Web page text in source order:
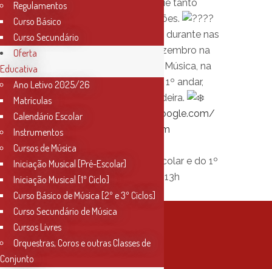
com esta época festiva que tanto
encanta as diversas gerações.
Esta atividade vai decorrer durante nas
manhãs de 2, 9 e 16 de dezembro na
Sede do Conservatório de Música, na
Rua Miguel Bombarda, 4 – 1º andar,
junto ao Teatro Sá da Bandeira.
Inscrição »
https://docs.google.com/
…/1FAIpQLSc1w…/viewform
Destinatários e horário:
Crianças do Ensino Pré-escolar e do 1º
Ciclo, sábados, das 10h às 13h
Regulamentos
Curso Básico
Curso Secundário
Oferta
Educativa
Ano Letivo 2025/26
Matrículas
Calendário Escolar
Instrumentos
Cursos de Música
Iniciação Musical [Pré-Escolar]
Iniciação Musical [1º Ciclo]
Curso Básico de Música [2º e 3º Ciclos]
Curso Secundário de Música
Cursos Livres
Orquestras, Coros e outras Classes de
Conjunto